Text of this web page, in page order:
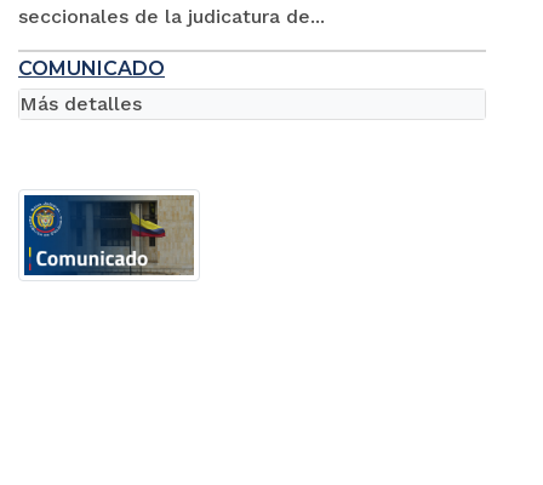
seccionales de la judicatura de...
COMUNICADO
Más detalles